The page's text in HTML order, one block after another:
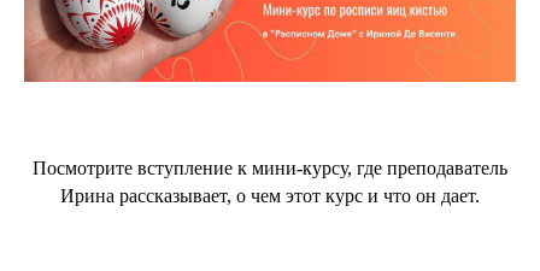
Посмотрите вступление к мини-курсу, где преподаватель
Ирина рассказывает, о чем этот курс и что он дает.